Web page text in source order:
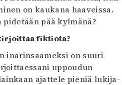
on kaukana haaveissa.
pidetään pää kylmänä?
fiktiota?
inarinsaameksi on suuri
uppoudun
ajattele pieniä lukija-